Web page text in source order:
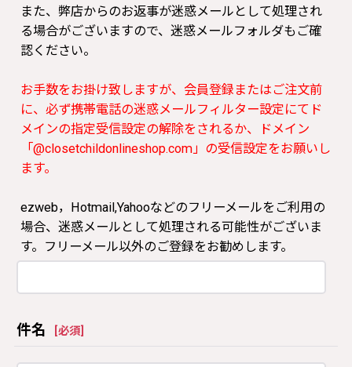
また、弊店からのお返事が迷惑メールとして処理され
る場合がございますので、迷惑メールフォルダもご確
認ください。
お手数をお掛け致しますが、会員登録またはご注文前
に、必ず携帯電話の迷惑メールフィルター設定にてド
メインの指定受信設定の解除をされるか、ドメイン
「@closetchildonlineshop.com」の受信設定をお願いし
ます。
ezweb，Hotmail,Yahooなどのフリーメールをご利用の
場合、迷惑メールとして処理される可能性がございま
す。フリーメール以外のご登録をお勧めします。
件名 必須